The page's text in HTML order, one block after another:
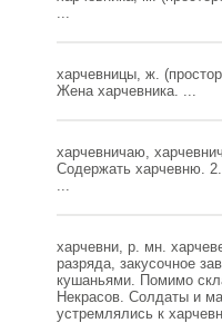
...
харчевницы, ж.
Жена харчевника. ...
харчевничаю,
Содержать харчевню.
...
харчевни, р. мн.
разряда, закусочное
кушаньями. Помимо
Некрасов. Солдаты и
устремлялись к